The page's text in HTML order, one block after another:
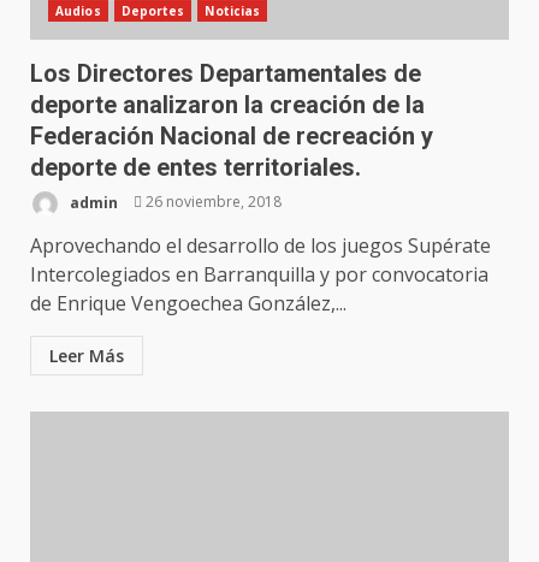
Audios Deportes Noticias
Los Directores Departamentales de
deporte analizaron la creación de la
Federación Nacional de recreación y
deporte de entes territoriales.
admin 26 noviembre, 2018
Aprovechando el desarrollo de los juegos Supérate
Intercolegiados en Barranquilla y por convocatoria
de Enrique Vengoechea González,...
Leer Más